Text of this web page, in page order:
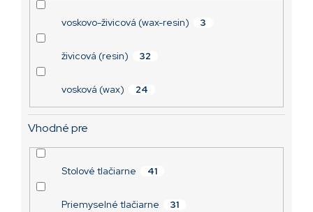
voskovo-živicová (wax-resin) 3
živicová (resin) 32
vosková (wax) 24
Vhodné pre
Stolové tlačiarne 41
Priemyselné tlačiarne 31